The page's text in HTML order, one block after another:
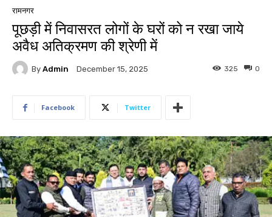
रामनगर
पूछड़ी में निवासरत लोगों के घरों को न रखा जाये
अवैध अतिक्रमण की श्रेणी में
By Admin December 15, 2025 0
325
Facebook Twitter